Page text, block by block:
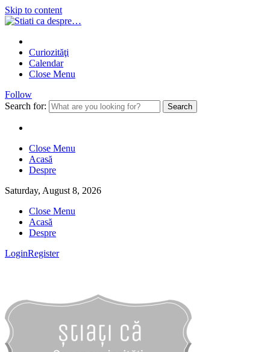
Skip to content
Curiozităţi
Calendar
Close Menu
Follow
Search for:
Close Menu
Acasă
Despre
Saturday, August 8, 2026
Close Menu
Acasă
Despre
LoginRegister